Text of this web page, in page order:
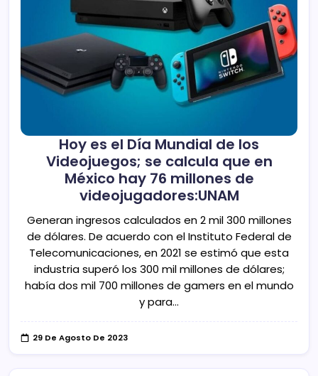
Hoy es el Día Mundial de los
Videojuegos; se calcula que en
México hay 76 millones de
videojugadores:UNAM
Generan ingresos calculados en 2 mil 300 millones
de dólares. De acuerdo con el Instituto Federal de
Telecomunicaciones, en 2021 se estimó que esta
industria superó los 300 mil millones de dólares;
había dos mil 700 millones de gamers en el mundo
y para…
29 De Agosto De 2023